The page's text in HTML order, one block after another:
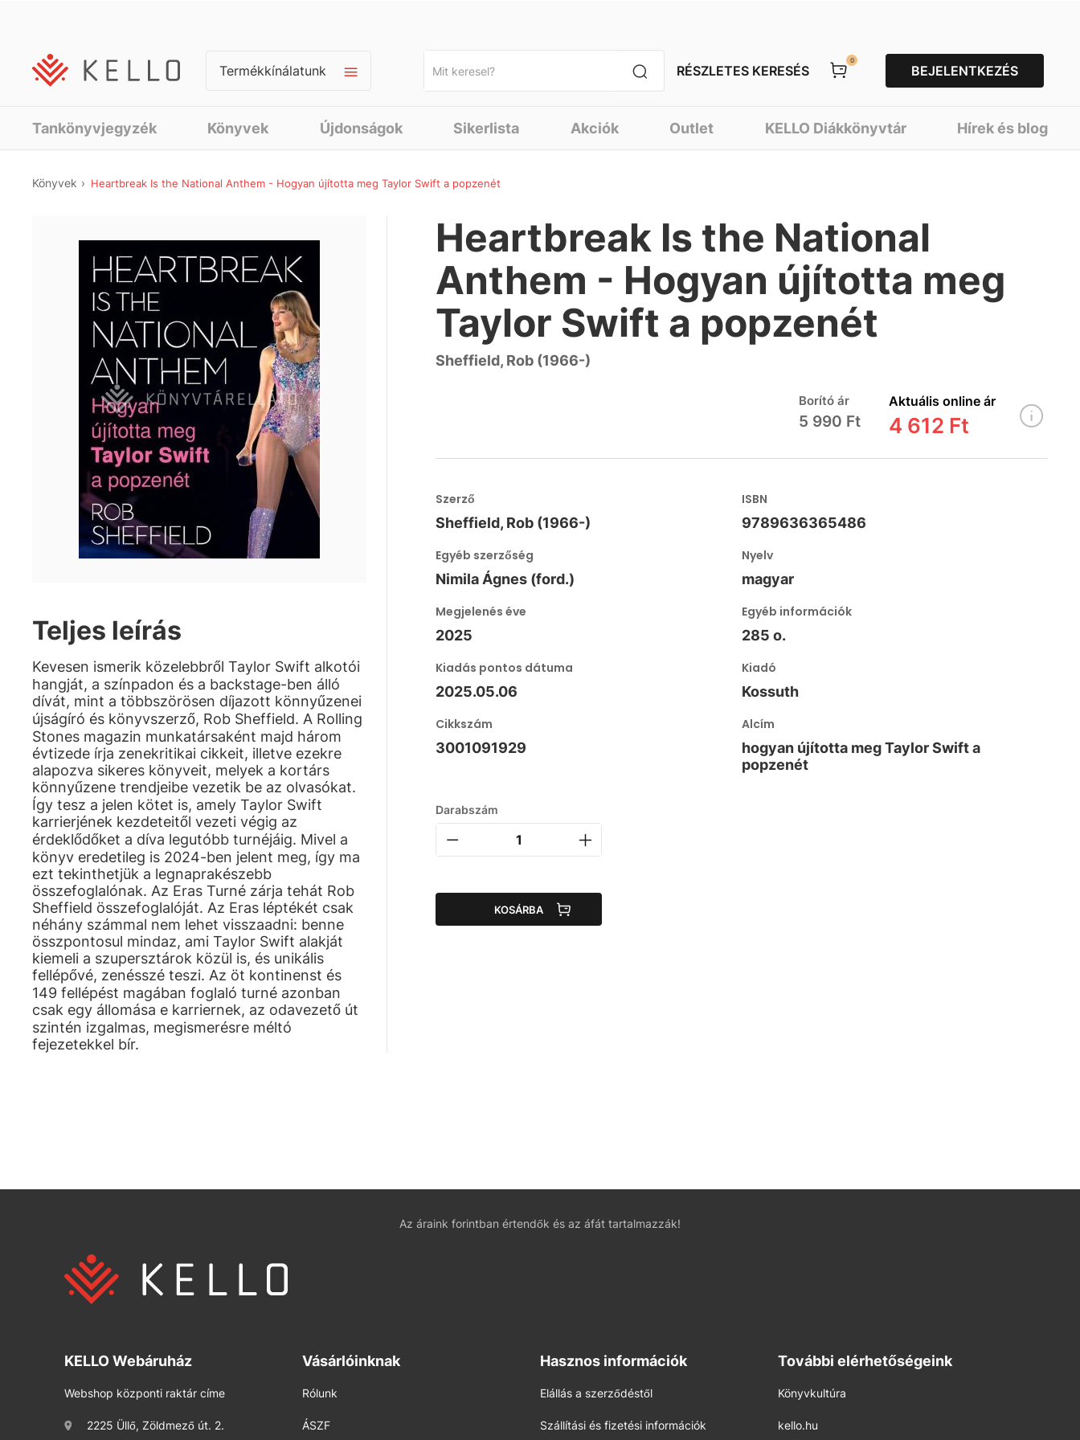
Termékkínálatunk RÉSZLETES KERESÉS
0
BEJELENTKEZÉS
Tankönyvjegyzék Könyvek Újdonságok Sikerlista Akciók Outlet KELLO Diákkönyvtár Hírek és blog
Könyvek Heartbreak Is the National Anthem - Hogyan újította meg Taylor Swift a popzenét
Teljes leírás
Kevesen ismerik közelebbről Taylor Swift alkotói
hangját, a színpadon és a backstage-ben álló
dívát, mint a többszörösen díjazott könnyűzenei
újságíró és könyvszerző, Rob Sheffield. A Rolling
Stones magazin munkatársaként majd három
évtizede írja zenekritikai cikkeit, illetve ezekre
alapozva sikeres könyveit, melyek a kortárs
könnyűzene trendjeibe vezetik be az olvasókat.
Így tesz a jelen kötet is, amely Taylor Swift
karrierjének kezdeteitől vezeti végig az
érdeklődőket a díva legutóbb turnéjáig. Mivel a
könyv eredetileg is 2024-ben jelent meg, így ma
ezt tekinthetjük a legnaprakészebb
összefoglalónak. Az Eras Turné zárja tehát Rob
Sheffield összefoglalóját. Az Eras léptékét csak
néhány számmal nem lehet visszaadni: benne
összpontosul mindaz, ami Taylor Swift alakját
kiemeli a szupersztárok közül is, és unikális
fellépővé, zenésszé teszi. Az öt kontinenst és
149 fellépést magában foglaló turné azonban
csak egy állomása e karriernek, az odavezető út
szintén izgalmas, megismerésre méltó
fejezetekkel bír.
Heartbreak Is the National
Anthem - Hogyan újította meg
Taylor Swift a popzenét
Sheffield, Rob (1966-)
Borító ár
5 990 Ft
Aktuális online ár
4 612 Ft
Szerző
Sheffield, Rob (1966-)
ISBN
9789636365486
Egyéb szerzőség
Nimila Ágnes (ford.)
Nyelv
magyar
Megjelenés éve
2025
Egyéb információk
285 o.
Kiadás pontos dátuma
2025.05.06
Kiadó
Kossuth
Cikkszám
3001091929
Alcím
hogyan újította meg Taylor Swift a
popzenét
Darabszám
KOSÁRBA
Az áraink forintban értendők és az áfát tartalmazzák!
KELLO Webáruház
Webshop központi raktár címe
2225 Üllő, Zöldmező út. 2.
Vásárlóinknak
Rólunk
ÁSZF
Hasznos információk
Elállás a szerződéstől
Szállítási és fizetési információk
További elérhetőségeink
Könyvkultúra
kello.hu